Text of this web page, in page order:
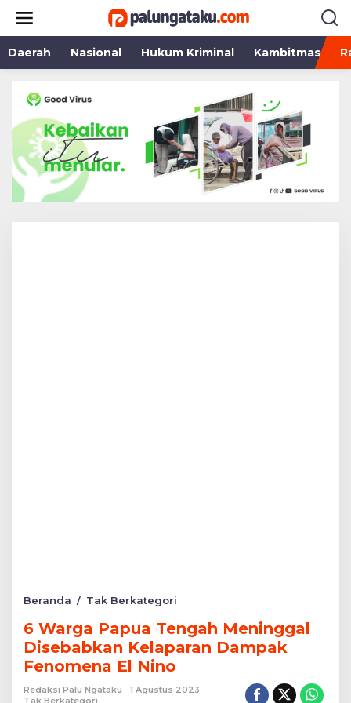
konten
Daerah
Nasional Hukum Kriminal Kambitmas
Beranda / Tak Berkategori
Papua
Tengah
Meninggal
Kelaparan
6 Warga Papua Tengah Meninggal
Disebabkan Kelaparan Dampak
Fenomena El Nino
Redaksi Palu Ngataku
1 Agustus 2023
Tak Berkategori